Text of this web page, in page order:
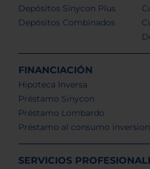
Depósitos Sinycon Plus
Depósitos Combinados
FINANCIACIÓN
Hipoteca Inversa
Préstamo Sinycon
Préstamo Lombardo
Préstamo al consumo inversion
SERVICIOS